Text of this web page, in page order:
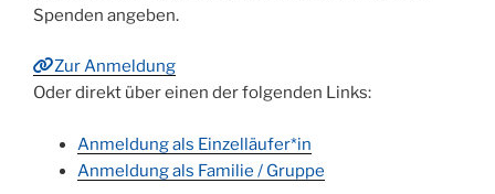
Spenden angeben.
Zur Anmeldung
Oder direkt über einen der folgenden Links:
Anmeldung als Einzelläufer*in
Anmeldung als Familie / Gruppe